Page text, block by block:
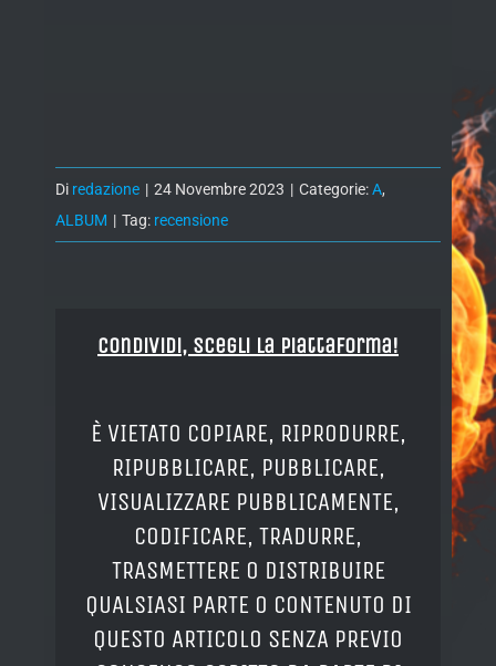
Di redazione | 24 Novembre 2023 | Categorie:A,
ALBUM | Tag: recensione
Condividi, Scegli la piattaforma!
È VIETATO COPIARE, RIPRODURRE,
RIPUBBLICARE, PUBBLICARE,
VISUALIZZARE PUBBLICAMENTE,
CODIFICARE, TRADURRE,
TRASMETTERE O DISTRIBUIRE
QUALSIASI PARTE O CONTENUTO DI
QUESTO ARTICOLO SENZA PREVIO